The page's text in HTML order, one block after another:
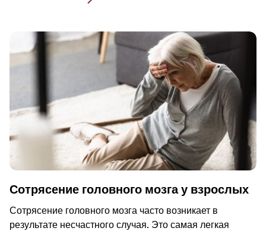
Сотрясение головного мозга у взрослых
Сотрясение головного мозга часто возникает в
результате несчастного случая. Это самая легкая